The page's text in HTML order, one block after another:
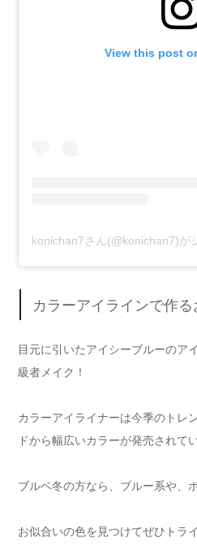
View this post
konichan7さん(@konichan7)が
カラーアイラインで作
目元に引いたアイシーブルーのア
級者メイク！
カラーアイライナーは今季のトレ
ドから幅広いカラーが発売されて
ブルベ冬の方なら、ブルー系や、
お似合いの色を見つけてぜひトラ